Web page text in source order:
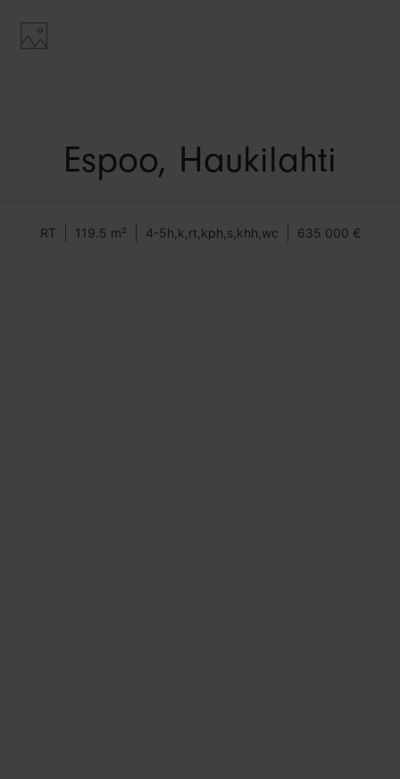
Espoo, Haukilahti
RT 119.5 m² 4-5h,k,rt,kph,s,khh,wc 635 000 €